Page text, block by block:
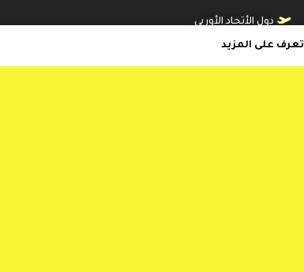
دول الأتحاد الأوربي
الولايات المتحدة
كندا
تعرف على المزيد